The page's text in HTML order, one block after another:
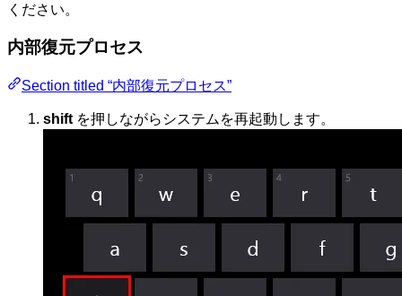
ください。
内部復元プロセス
Section titled “内部復元プロセス”
shift を押しながらシステムを再起動します。